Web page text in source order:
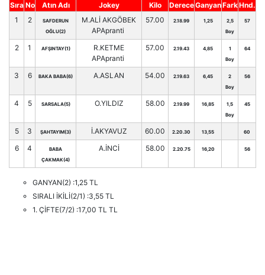
Sıra No Atın Adı Jokey Kilo DereceGanyanFarkHnd.
1
2
SAFDERUN
OĞLU(2)
M.ALİ AKGÖBEK
APApranti
57.00 2.18.99 1,25
2,5
Boy
57
2 1 AFŞINTAY(1)
R.KETME
APApranti
57.00 2.19.43 4,85
1
Boy
64
3 6 BAKA BABA(6) A.ASLAN 54.00 2.19.63 6,45
2
Boy
56
4 5 SARSALA(5) O.YILDIZ 58.00 2.19.99 16,85
1,5
Boy
45
5 3 ŞAHTAYIM(3) İ.AKYAVUZ 60.00 2.20.30 13,55 60
6 4
BABA
ÇAKMAK(4)
A.İNCİ 58.00 2.20.75 16,20 56
GANYAN(2) :1,25 TL
SIRALI İKİLİ(2/1) :3,55 TL
1. ÇİFTE(7/2) :17,00 TL TL